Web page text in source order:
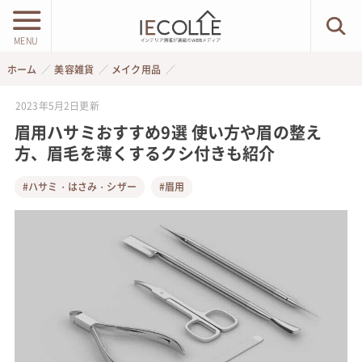
MENU
ホーム 美容雑貨 メイク用品
2023年5月2日更新
眉用ハサミおすすめ9選 使い方や眉の整え
方、眉毛を薄くするクシ付きも紹介
#ハサミ・はさみ・シザー #眉用